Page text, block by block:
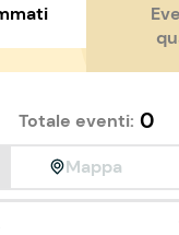
Totale eventi: 0
Mappa